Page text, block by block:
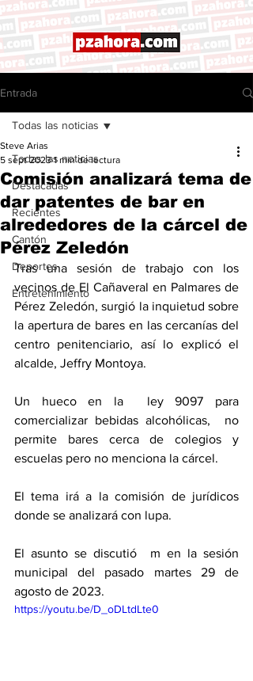
Entrada
Todas las noticias
Destacadas
Recientes
Cantón
Deportes
Entretenimiento
Todas las noticias
Comisión analizará tema de
dar patentes de bar en
alrededores de la cárcel de
Pérez Zeledón
Steve Arias
5 sept 2023 1 min de lectura
Tras una sesión de trabajo con los
vecinos de El Cañaveral en Palmares de
Pérez Zeledón, surgió la inquietud sobre
la apertura de bares en las cercanías del
centro penitenciario, así lo explicó el
alcalde, Jeffry Montoya.
Un hueco en la  ley 9097 para
comercializar bebidas alcohólicas,  no
permite bares cerca de colegios y
escuelas pero no menciona la cárcel.
El tema irá a la comisión de jurídicos
donde se analizará con lupa.
El asunto se discutió  m en la sesión
municipal del pasado martes 29 de
agosto de 2023.
https://youtu.be/D_oDLtdLte0